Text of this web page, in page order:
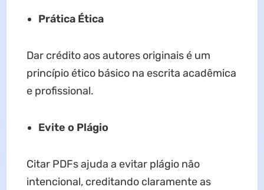
Prática Ética
Dar crédito aos autores originais é um
princípio ético básico na escrita acadêmica
e profissional.
Evite o Plágio
Citar PDFs ajuda a evitar plágio não
intencional, creditando claramente as